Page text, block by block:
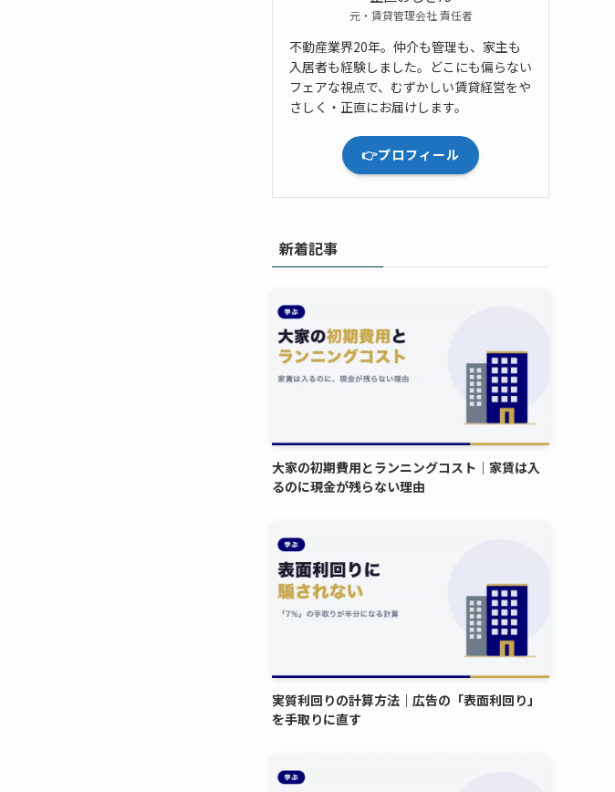
元・賃貸管理会社 責任者
不動産業界20年。仲介も管理も、家主も
入居者も経験しました。どこにも偏らない
フェアな視点で、むずかしい賃貸経営をや
さしく・正直にお届けします。
👉プロフィール
新着記事
大家の初期費用とランニングコスト｜家賃は入
るのに現金が残らない理由
実質利回りの計算方法｜広告の「表面利回り」
を手取りに直す